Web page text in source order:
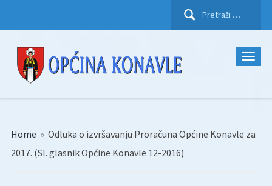
Pretraži:
Home » Odluka o izvršavanju Proračuna Općine Konavle za
2017. (Sl. glasnik Općine Konavle 12-2016)